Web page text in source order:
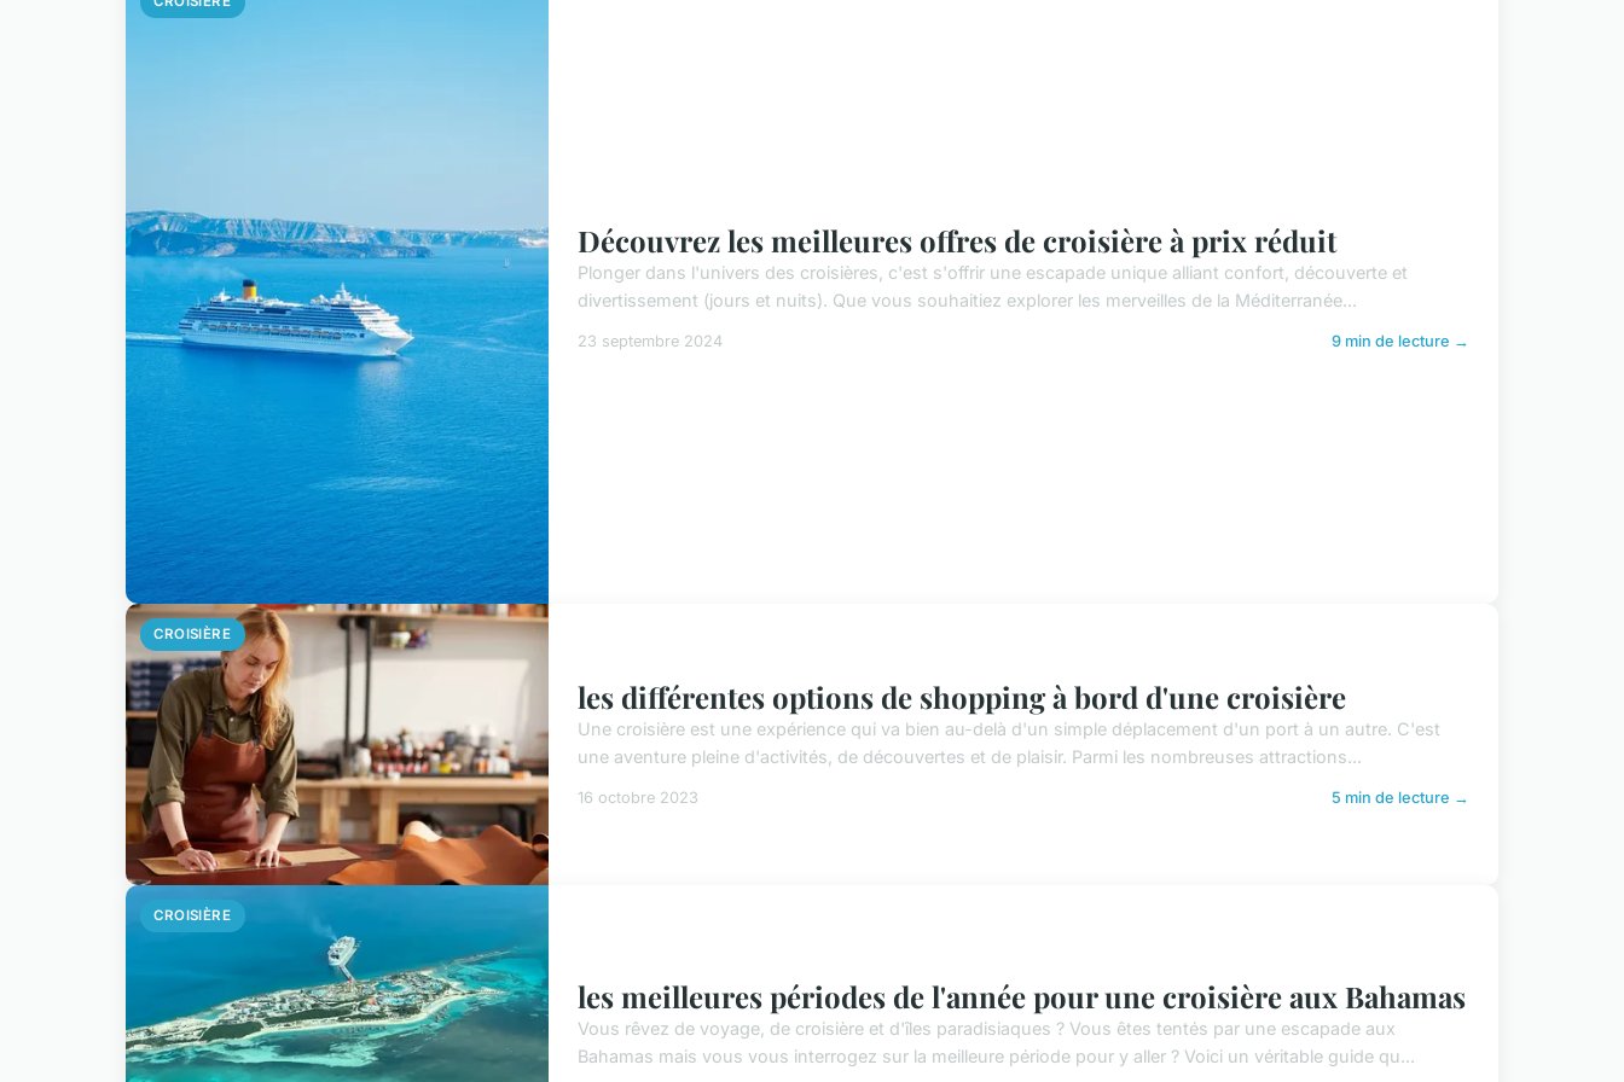
Découvrez les meilleures offres de croisière à prix réduit
Plonger dans l'univers des croisières, c'est s'offrir une escapade unique alliant confort, découverte et
divertissement (jours et nuits). Que vous souhaitiez explorer les merveilles de la Méditerranée...
23 septembre 2024 9 min de lecture →
CROISIÈRE
les différentes options de shopping à bord d'une croisière
Une croisière est une expérience qui va bien au-delà d'un simple déplacement d'un port à un autre. C'est
une aventure pleine d'activités, de découvertes et de plaisir. Parmi les nombreuses attractions...
16 octobre 2023 5 min de lecture →
CROISIÈRE
les meilleures périodes de l'année pour une croisière aux Bahamas
Vous rêvez de voyage, de croisière et d'îles paradisiaques ? Vous êtes tentés par une escapade aux
Bahamas mais vous vous interrogez sur la meilleure période pour y aller ? Voici un véritable guide qu...